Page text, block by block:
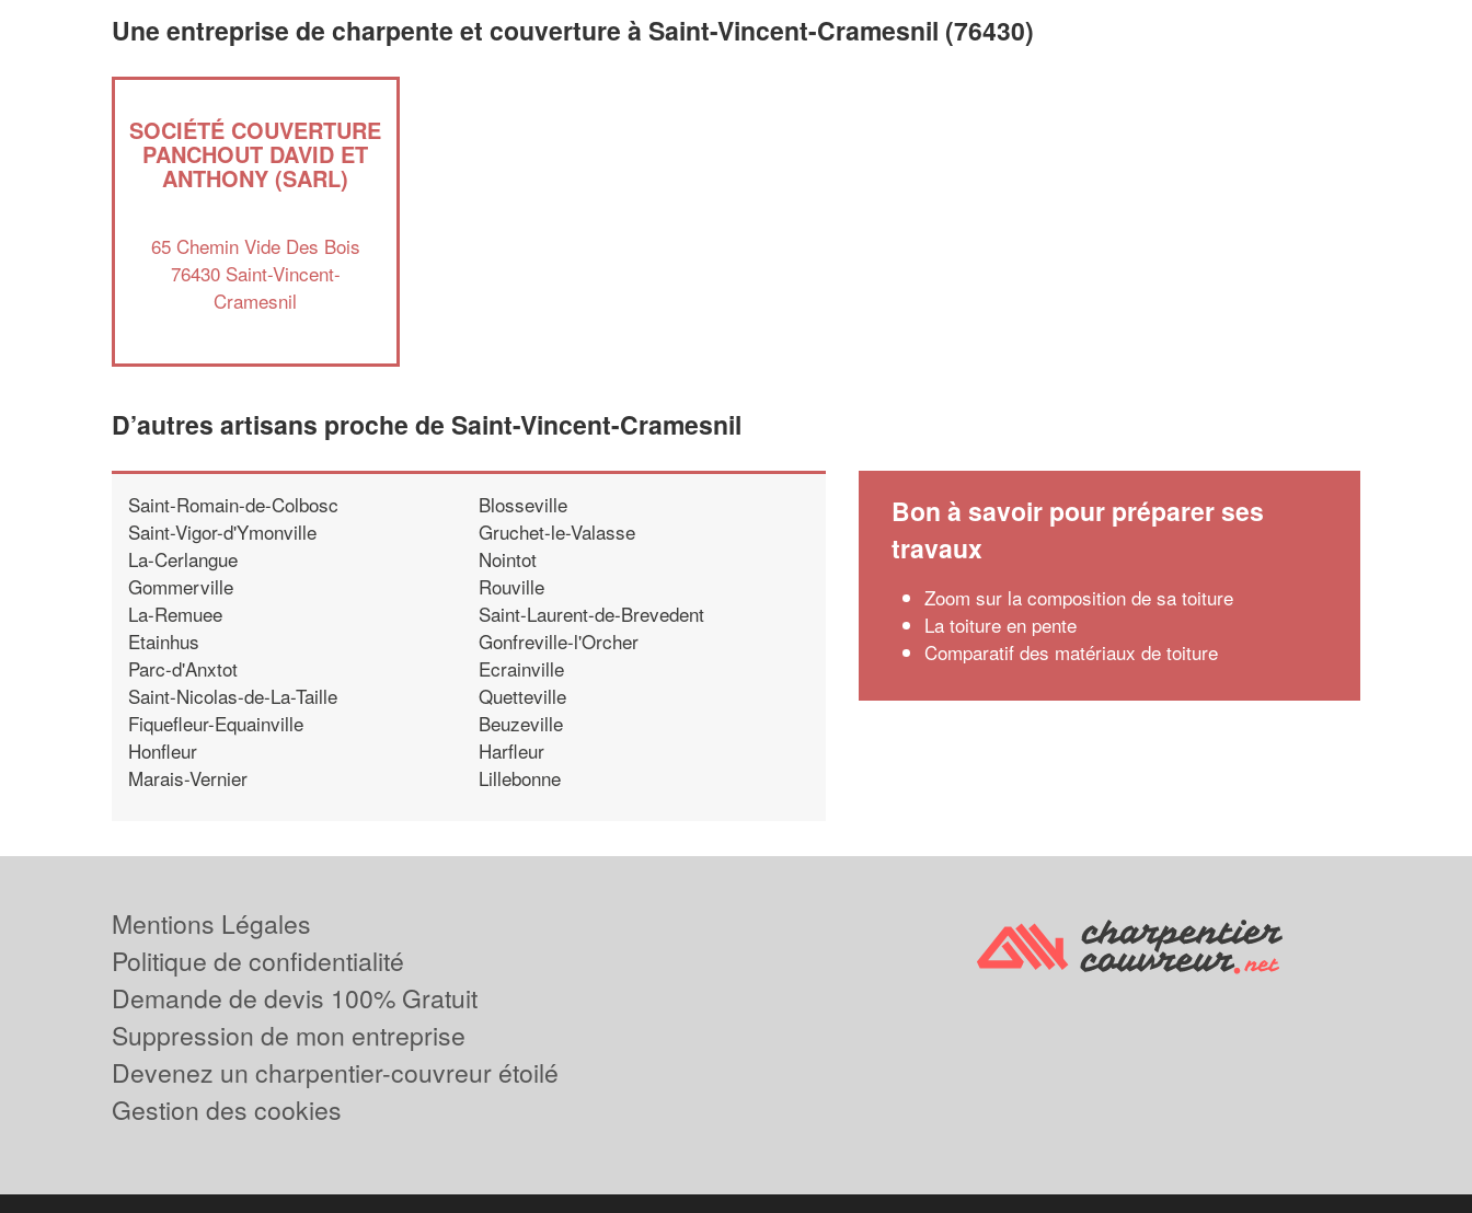
Une entreprise de charpente et couverture à Saint-Vincent-Cramesnil (76430)
SOCIÉTÉ COUVERTURE
PANCHOUT DAVID ET
ANTHONY (SARL)
65 Chemin Vide Des Bois
76430 Saint-Vincent-
Cramesnil
D’autres artisans proche de Saint-Vincent-Cramesnil
Saint-Romain-de-Colbosc
Saint-Vigor-d'Ymonville
La-Cerlangue
Gommerville
La-Remuee
Etainhus
Parc-d'Anxtot
Saint-Nicolas-de-La-Taille
Fiquefleur-Equainville
Honfleur
Marais-Vernier
Blosseville
Gruchet-le-Valasse
Nointot
Rouville
Saint-Laurent-de-Brevedent
Gonfreville-l'Orcher
Ecrainville
Quetteville
Beuzeville
Harfleur
Lillebonne
Bon à savoir pour préparer ses
travaux
Zoom sur la composition de sa toiture
La toiture en pente
Comparatif des matériaux de toiture
Mentions Légales
Politique de confidentialité
Demande de devis 100% Gratuit
Suppression de mon entreprise
Devenez un charpentier-couvreur étoilé
Gestion des cookies